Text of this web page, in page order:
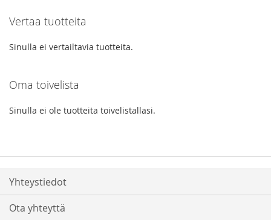
Vertaa tuotteita
Sinulla ei vertailtavia tuotteita.
Oma toivelista
Sinulla ei ole tuotteita toivelistallasi.
Yhteystiedot
Ota yhteyttä